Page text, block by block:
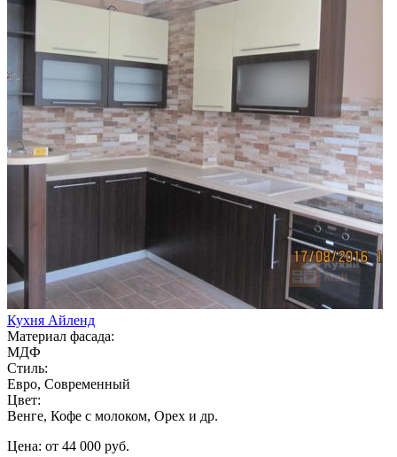
Кухня Айленд
Материал фасада:
МДФ
Стиль:
Евро, Современный
Цвет:
Венге, Кофе с молоком, Орех и др.
Цена: от 44 000 руб.